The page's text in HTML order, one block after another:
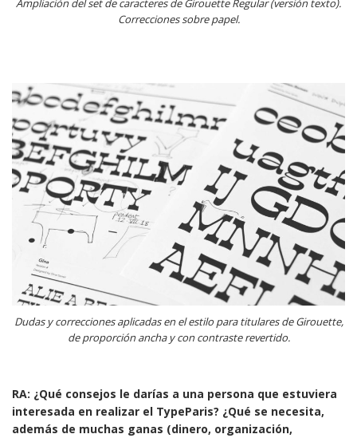
Ampliación del set de caracteres de Girouette Regular (versión texto).
Correcciones sobre papel.
Dudas y correcciones aplicadas en el estilo para titulares de Girouette,
de proporción ancha y con contraste revertido.
RA: ¿Qué consejos le darías a una persona que estuviera
interesada en realizar el TypeParis? ¿Qué se necesita,
además de muchas ganas (dinero, organización,